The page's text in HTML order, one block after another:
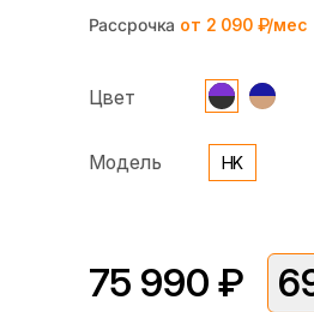
Рассрочка от 2 090 ₽/мес
Цвет
Модель HK
75 990 ₽